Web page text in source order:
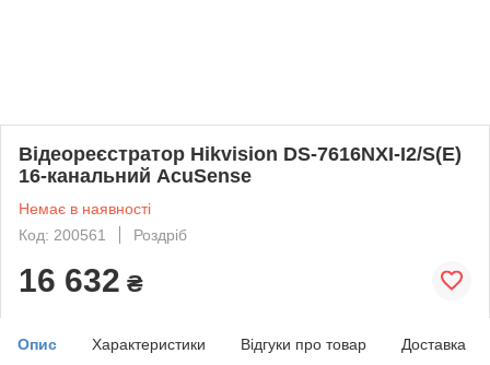
Відеореєстратор Hikvision DS-7616NXI-I2/S(E)
16-канальний AcuSense
Немає в наявності
Код: 200561
Роздріб
16 632 ₴
Опис Характеристики Відгуки про товар Доставка